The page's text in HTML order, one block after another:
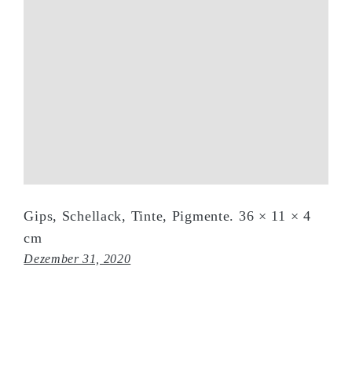
Gips, Schellack, Tinte, Pigmente. 36 × 11 × 4
cm
Dezember 31, 2020